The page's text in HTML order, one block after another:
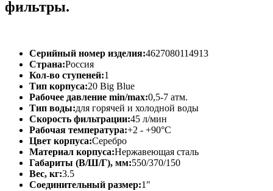
фильтры.
Серийный номер изделия:4627080114913
Страна:Россия
Кол-во ступеней:1
Тип корпуса:20 Big Blue
Рабочее давление min/max:0,5-7 атм.
Тип воды:для горячей и холодной воды
Скорость фильтрации:45 л/мин
Рабочая температура:+2 - +90°C
Цвет корпуса:Серебро
Материал корпуса:Нержавеющая сталь
Габариты (В/Ш/Г), мм:550/370/150
Вес, кг:3.5
Соединительный размер:1"